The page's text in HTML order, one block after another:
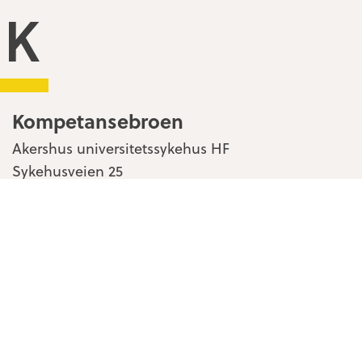
Kompetansebroen
Kompetansebroen
Akershus universitetssykehus HF
Sykehusveien 25